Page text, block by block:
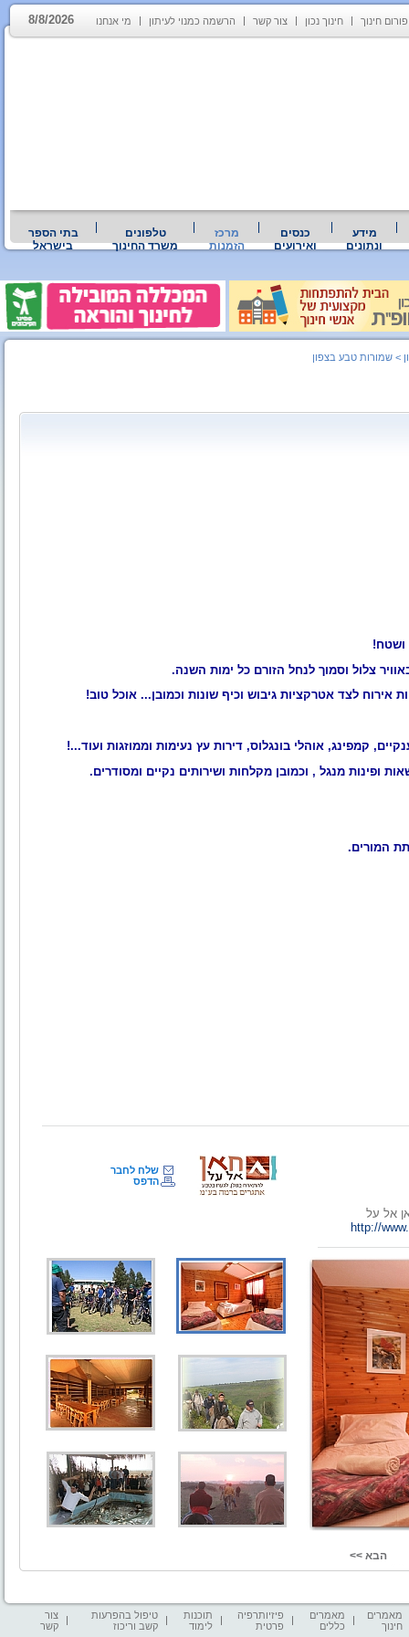
פורום חינוך חינוך נכון צור קשר הרשמה כמנוי לעיתון מי אנחנו 8/8/2026
מידע
ונתונים
כנסים
ואירועים
מרכז
הזמנות
טלפונים
משרד החינוך
בתי הספר
בישראל
> שמורות טבע בצפון
ושטח!
צלול וסמוך לנחל הזורם כל ימות השנה.
אירוח לצד אטרקציות גיבוש וכיף שונות וכמובן... אוכל טוב!
קמפינג, אוהלי בונגלוס, דירות עץ נעימות וממוזגות ועוד...!
ופינות מנגל , וכמובן מקלחות ושירותים נקיים ומסודרים.
המורים.
אל על
http://
שלח לחבר
הדפס
מאמרים
חינוך
מאמרים
כללים
פיזיותרפיה
פרטית
תוכנות
לימוד
טיפול בהפרעות
קשב וריכוז
צור
קשר